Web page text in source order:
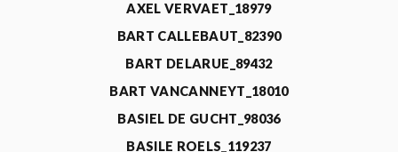
AXEL VERVAET_18979
BART CALLEBAUT_82390
BART DELARUE_89432
BART VANCANNEYT_18010
BASIEL DE GUCHT_98036
BASILE ROELS_119237